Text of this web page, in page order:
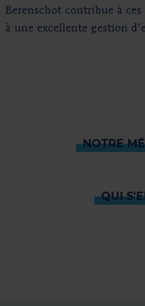
Berenschot contribue à
à une excellente gestion
NOTRE
QUI